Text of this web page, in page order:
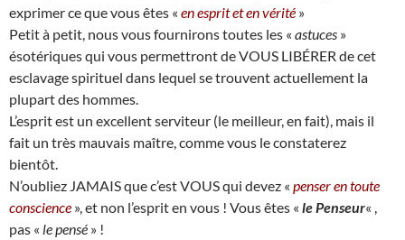
exprimer ce que vous êtes « en esprit et en vérité »
Petit à petit, nous vous fournirons toutes les « astuces »
ésotériques qui vous permettront de VOUS LIBÉRER de cet
esclavage spirituel dans lequel se trouvent actuellement la
plupart des hommes.
L’esprit est un excellent serviteur (le meilleur, en fait), mais il
fait un très mauvais maître, comme vous le constaterez
bientôt.
N’oubliez JAMAIS que c’est VOUS qui devez « penser en toute
conscience », et non l’esprit en vous ! Vous êtes « le Penseur« ,
pas « le pensé » !